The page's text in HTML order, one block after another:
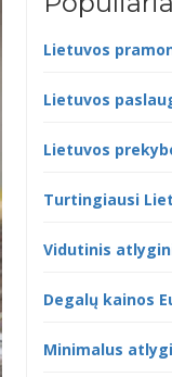
Lietuvos
Lietuvos
Lietuvos
Turtingiausi
Vidutinis
Degalų kainos
Minimalus